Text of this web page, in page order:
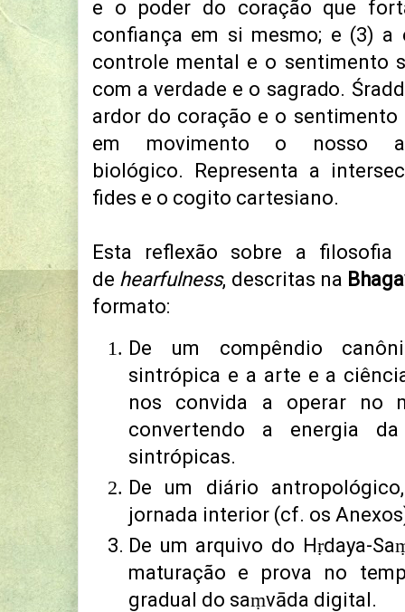
e o poder do coração que
confiança em si mesmo; e (3) a
controle mental e o sentimento
com a verdade e o sagrado.
ardor do coração e o
em movimento o nosso
biológico. Representa a
fides e o cogito cartesiano.
Esta reflexão sobre a
de hearfulness, descritas na
formato:
De um compêndio
sintrópica e a arte e a
nos convida a operar no
convertendo a energia
sintrópicas.
De um diário
jornada interior (cf. os
De um arquivo do Hṛdaya-
maturação e prova no
gradual do saṃvāda digital.